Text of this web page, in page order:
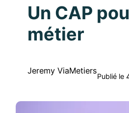
Un CAP
métier
Jeremy ViaMetiers
Publié le